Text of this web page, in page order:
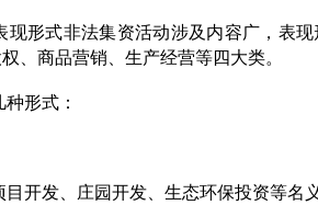
现形式非法集资活动涉及内容广，表
、商品营销、生产经营等四大类。
形式：
开发、庄园开发、生态环保投资等名